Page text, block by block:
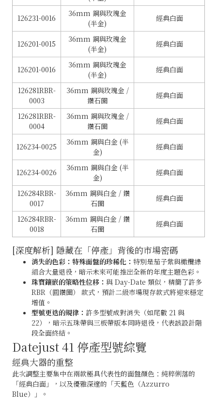
126231-0016
36mm 鋼與玫瑰金
(半金)
經典白面
126201-0015
36mm 鋼與玫瑰金
(半金)
經典白面
126201-0016
36mm 鋼與玫瑰金
(半金)
經典白面
126281RBR-
0003
36mm 鋼與玫瑰金 /
鑽石圈
經典白面
126281RBR-
0004
36mm 鋼與玫瑰金 /
鑽石圈
經典白面
126234-0025
36mm 鋼與白金 (半
金)
經典白面
126234-0026
36mm 鋼與白金 (半
金)
經典白面
126284RBR-
0017
36mm 鋼與白金 / 鑽
石圈
經典白面
126284RBR-
0018
36mm 鋼與白金 / 鑽
石圈
經典白面
[深度解析] 隱藏在「停產」背後的市場密碼
消失的色彩：特殊面盤的珍稀化： 特別是茄子紫與橄欖綠
組合大量退役，暗示未來可能推出全新的年度主題色彩。
珠寶鑲嵌的策略性位移： 與 Day-Date 類似，精簡了許多
RBR（圓鑽圈） 款式，預計二級市場現存款式將迎來穩定
增值。
型號更迭的規律： 許多型號成對消失（如尾數 21 與
22），暗示五珠帶與三板帶版本同時退役，代表該設計階
段全面終結。
Datejust 41 停產型號綜覽
經典大器的重整
此次調整主要集中在兩款極具代表性的面盤顏色：純粹俐落的
「經典白面」，以及優雅深邃的「天藍色（Azzurro
Blue）」。